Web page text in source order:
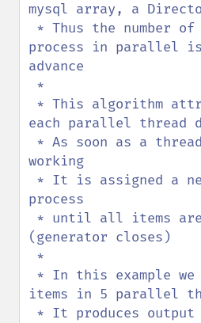
mysql array, a
process in parallel is
advance
each parallel thread
working
process
(generator closes)
items in 5 parallel